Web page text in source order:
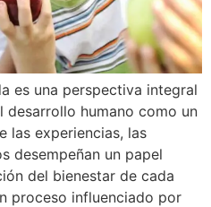
es una perspectiva integral
humano como un
las experiencias, las
desempeñan un papel
del bienestar de cada
proceso influenciado por